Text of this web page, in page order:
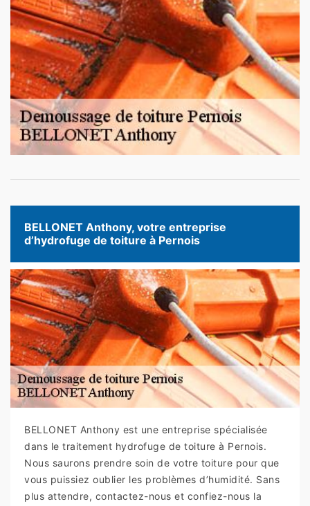
BELLONET Anthony, votre entreprise
d’hydrofuge de toiture à Pernois
BELLONET Anthony est une entreprise spécialisée
dans le traitement hydrofuge de toiture à Pernois.
Nous saurons prendre soin de votre toiture pour que
vous puissiez oublier les problèmes d’humidité. Sans
plus attendre, contactez-nous et confiez-nous la